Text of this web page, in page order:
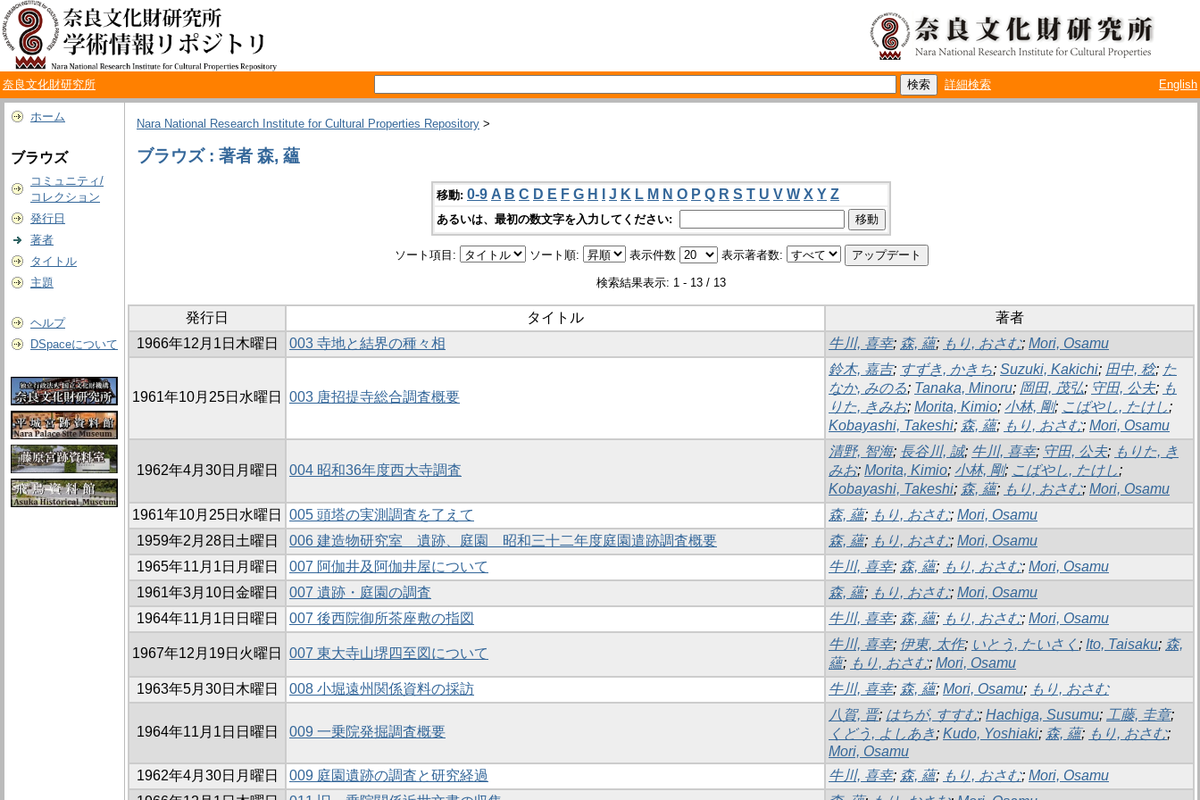
奈良文化財研究所 詳細検索 English
ホーム
ブラウズ
コミュニティ/
コレクション
発行日
著者
タイトル
主題
ヘルプ
DSpaceについて
Nara National Research Institute for Cultural Properties Repository >
ブラウズ : 著者 森, 蘊
移動: 0-9 A B C D E F G H J K L M N O P Q R S T U V W X Y Z
あるいは、最初の数文字を入力してください:
ソート項目: ソート順: 表示件数 表示著者数:
検索結果表示: 1 - 13 / 13
発行日 タイトル
著者
1966年12月1日木曜日
003 寺地と結界の種々相 牛川, 喜幸; 森, 蘊; もり, おさむ; Mori, Osamu
1961年10月25日水曜日 003 唐招提寺総合調査概要
鈴木, 嘉吉; すずき, かきち; Suzuki, Kakichi; 田中, 稔; た
なか, みのる; Tanaka, Minoru; 岡田, 茂弘; 守田, 公夫; も
りた, きみお; Morita, Kimio; 小林, 剛; こばやし, たけし;
Kobayashi, Takeshi; 森, 蘊; もり, おさむ; Mori, Osamu
1962年4月30日月曜日 004 昭和36年度西大寺調査
清野, 智海; 長谷川, 誠; 牛川, 喜幸; 守田, 公夫; もりた, き
みお; Morita, Kimio; 小林, 剛; こばやし, たけし;
Kobayashi, Takeshi; 森, 蘊; もり, おさむ; Mori, Osamu
1961年10月25日水曜日
005 頭塔の実測調査を了えて 森, 蘊; もり, おさむ; Mori, Osamu
1959年2月28日土曜日
006 建造物研究室 遺跡、庭園 昭和三十二年度庭園遣跡調査概要 森, 蘊; もり, おさむ; Mori, Osamu
1965年11月1日月曜日
007 阿伽井及阿伽井屋について 牛川, 喜幸; 森, 蘊; もり, おさむ; Mori, Osamu
1961年3月10日金曜日
007 遺跡・庭園の調査 森, 蘊; もり, おさむ; Mori, Osamu
1964年11月1日日曜日
007 後西院御所茶座敷の指図 牛川, 喜幸; 森, 蘊; もり, おさむ; Mori, Osamu
1967年12月19日火曜日 007 東大寺山堺四至図について
牛川, 喜幸; 伊東, 太作; いとう, たいさく ; Ito, Taisaku; 森,
蘊; もり, おさむ; Mori, Osamu
1963年5月30日木曜日
008 小堀遠州関係資料の採訪 牛川, 喜幸; 森, 蘊; Mori, Osamu; もり, おさむ
1964年11月1日日曜日 009 一乗院発掘調査概要
八賀, 晋; はちが, すすむ; Hachiga, Susumu; 工藤, 圭章;
くどう, よしあき; Kudo, Yoshiaki; 森, 蘊; もり, おさむ;
Mori, Osamu
1962年4月30日月曜日
009 庭園遺跡の調査と研究経過 牛川, 喜幸; 森, 蘊; もり, おさむ; Mori, Osamu